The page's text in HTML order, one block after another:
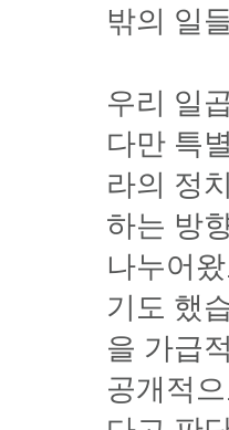
밖의 일
우리 일
다만 특
라의 정
하는 방
나누어
기도 했
을 가급
공개적